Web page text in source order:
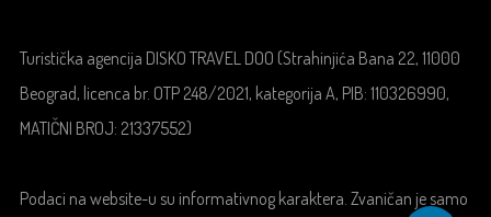
Turistička agencija DISKO TRAVEL DOO (Strahinjića Bana 22, 11000
Beograd, licenca br. OTP 248/2021, kategorija A, PIB: 110326990,
MATIČNI BROJ: 21337552)
Podaci na website-u su informativnog karaktera. Zvaničan je samo